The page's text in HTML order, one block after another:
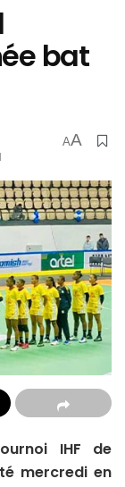
bat
AA
IHF de
mercredi en